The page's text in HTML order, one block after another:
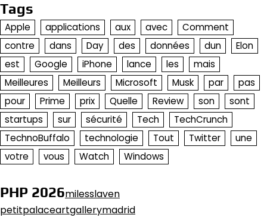
Tags
Apple applications aux avec
Comment
contre
dans Day des données dun
Elon
est
Google iPhone lance les
mais
Meilleures
Meilleurs Microsoft Musk par
pas
pour
Prime prix Quelle Review son
sont
startups
sur sécurité Tech
TechCrunch
TechnoBuffalo
technologie Tout Twitter
une
votre
vous Watch Windows
PHP 2026milesslaven
petitpalaceartgallerymadrid